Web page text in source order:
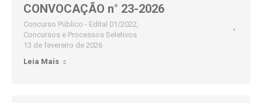
CONVOCAÇÃO n° 23-2026
Concurso Público - Edital 01/2022,
Concursos e Processos Seletivos
13 de fevereiro de 2026
Leia Mais